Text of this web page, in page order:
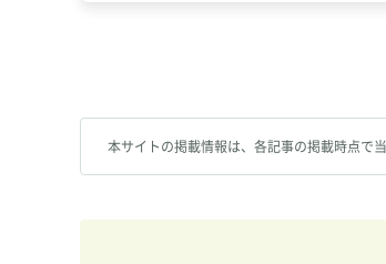
本サイトの掲載情報は、各記事の掲載時点で